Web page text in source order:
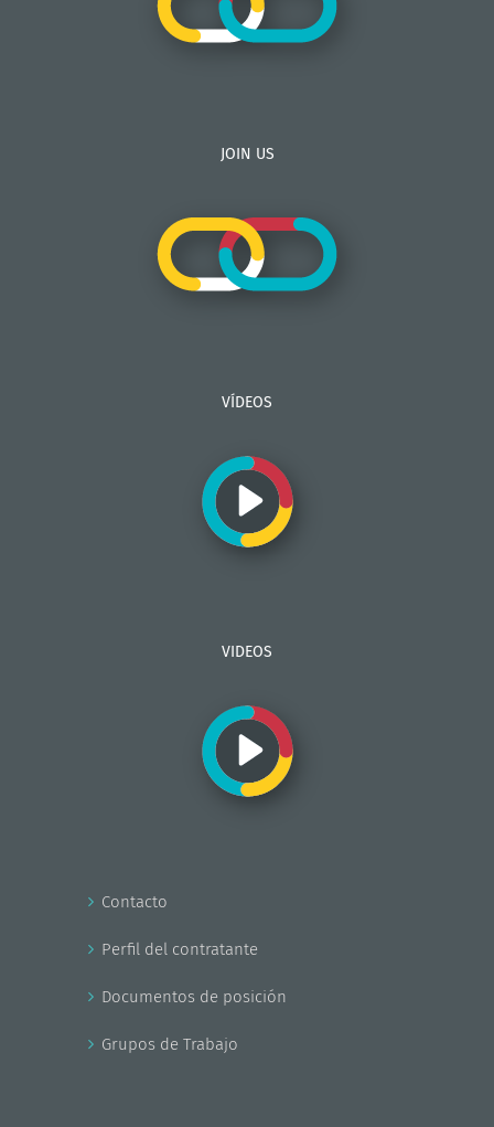
JOIN US
VÍDEOS
VIDEOS
Contacto
Perfil del contratante
Documentos de posición
Grupos de Trabajo